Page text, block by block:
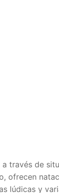
través de
lúdicas y